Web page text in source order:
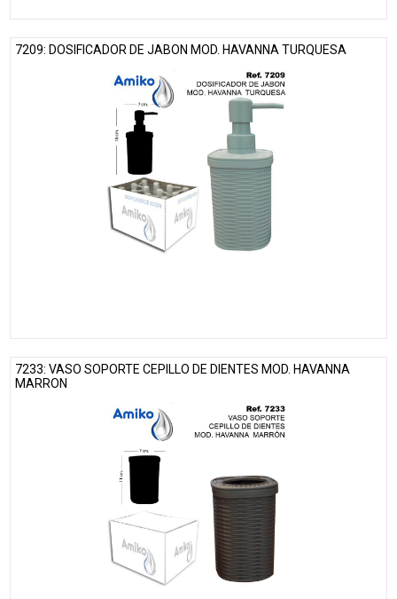
7209: DOSIFICADOR DE JABON MOD. HAVANNA TURQUESA
7233: VASO SOPORTE CEPILLO DE DIENTES MOD. HAVANNA
MARRON